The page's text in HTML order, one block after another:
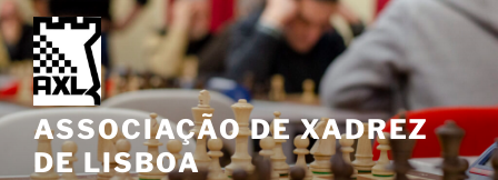
Saltar
para
o
conteúdo
ASSOCIAÇÃO DE XADREZ
DE LISBOA